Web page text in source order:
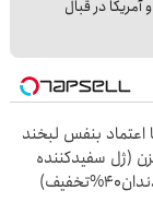
در قبال
اعتماد بنفس لبخند
(ژل سفیدکننده